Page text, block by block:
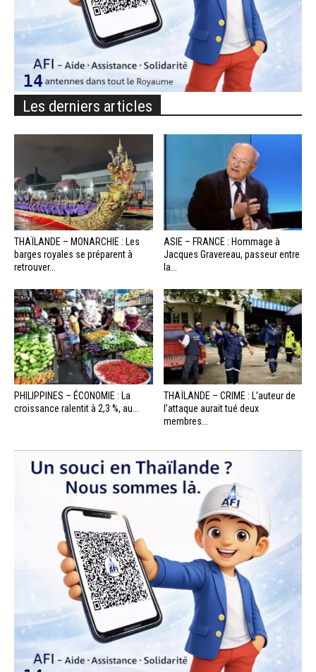
Les derniers articles
THAÏLANDE – MONARCHIE : Les
barges royales se préparent à
retrouver...
ASIE – FRANCE : Hommage à
Jacques Gravereau, passeur entre
la...
PHILIPPINES – ÉCONOMIE : La
croissance ralentit à 2,3 %, au...
THAÏLANDE – CRIME : L’auteur de
l’attaque aurait tué deux
membres...